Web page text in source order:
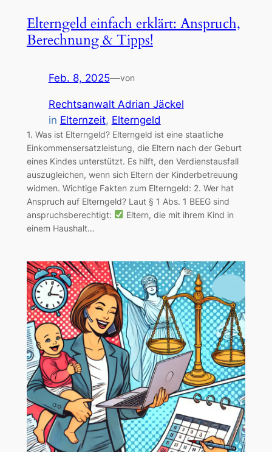
Elterngeld einfach erklärt: Anspruch,
Berechnung & Tipps!
Feb. 8, 2025—von
Rechtsanwalt Adrian Jäckel
in Elternzeit, Elterngeld
1. Was ist Elterngeld? Elterngeld ist eine staatliche
Einkommensersatzleistung, die Eltern nach der Geburt
eines Kindes unterstützt. Es hilft, den Verdienstausfall
auszugleichen, wenn sich Eltern der Kinderbetreuung
widmen. Wichtige Fakten zum Elterngeld: 2. Wer hat
Anspruch auf Elterngeld? Laut § 1 Abs. 1 BEEG sind
anspruchsberechtigt:
Eltern, die mit ihrem Kind in
einem Haushalt…